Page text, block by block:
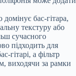
бас-гітара,
текстуру або
сучасного
підходить для
гітарі, а фільтр
виходячи за рамки